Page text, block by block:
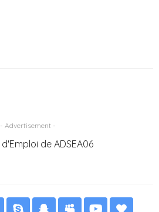
- Advertisement -